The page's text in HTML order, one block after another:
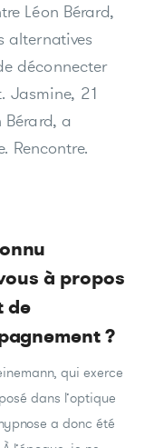
Léon Bérard,
alternatives
déconnecter
Jasmine, 21
a
Rencontre.
à propos
de
?
qui exerce
dans l’optique
a donc été